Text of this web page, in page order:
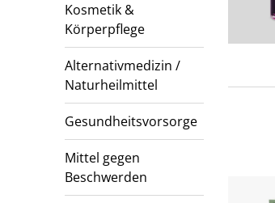
Kosmetik &
Körperpflege
Alternativmedizin /
Naturheilmittel
Gesundheitsvorsorge
Mittel gegen
Beschwerden